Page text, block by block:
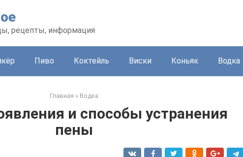
рецепты, информация
Пиво Коктейль Виски Коньяк Водка
Главная » Водка
и способы устранения
пены